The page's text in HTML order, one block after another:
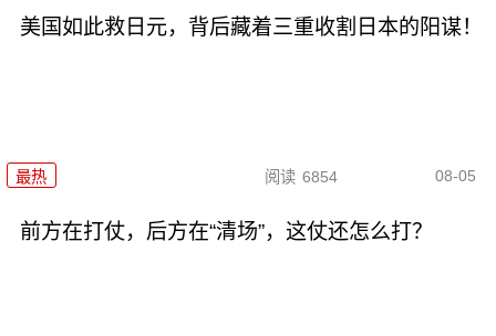
美国如此救日元，背后藏着三重收割日本的阳谋！
最热 阅读 6854 08-05
前方在打仗，后方在“清场”，这仗还怎么打？